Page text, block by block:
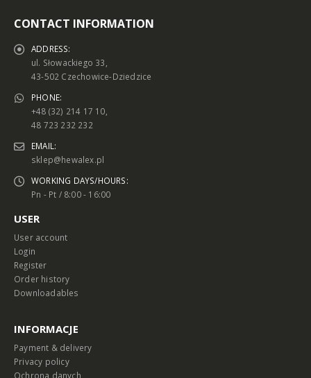
CONTACT INFORMATION
ADDRESS:
ul. Słowackiego 33,
43-502 Czechowice-Dziedzice
PHONE:
+48 (32) 214 17 10,
48 723 232 232
EMAIL:
sklep@hewalex.pl
WORKING DAYS/HOURS:
Pn - Pt / 8:00 - 16:00
USER
User account
Login
Register
Order history
Downloadables
INFORMACJE
Payment & delivery
Privacy policy
Ochrona danych